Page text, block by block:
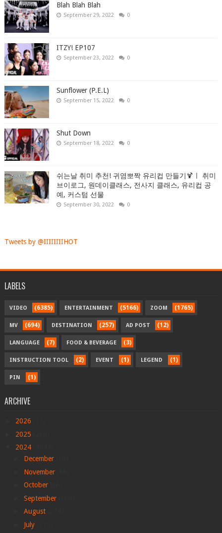
Blah Blah Blah
September 29, 2022 0
ITZY! EP107
September 23, 2022 0
Sunflower (P.E.L)
September 15, 2022 0
Shut Down
September 18, 2022 0
쉬는날 취미 추천! 귀염뽀짝 유리컵 만들기🍹ㅣ 취미
브이로그, 원데이클래스, 전사지 클래스, 유리컵 공
예, 커스텀 선물
September 30, 2022 0
Tweets by @IIIIIIIIHOT
LABELS
VIDEO (6385) ENTERTAINMENT (5166) ZOOM (1765)
MV (694) DESTINATION (257) AD POST (12)
LANGUAGE (7) FOOD & BEVERAGE (3)
INSTRUCTION TOOL (2) EVENT (1) LEGEND (1)
PIN (1)
ARCHIVE
2026
2025
2024
December
November
October
September
August
July